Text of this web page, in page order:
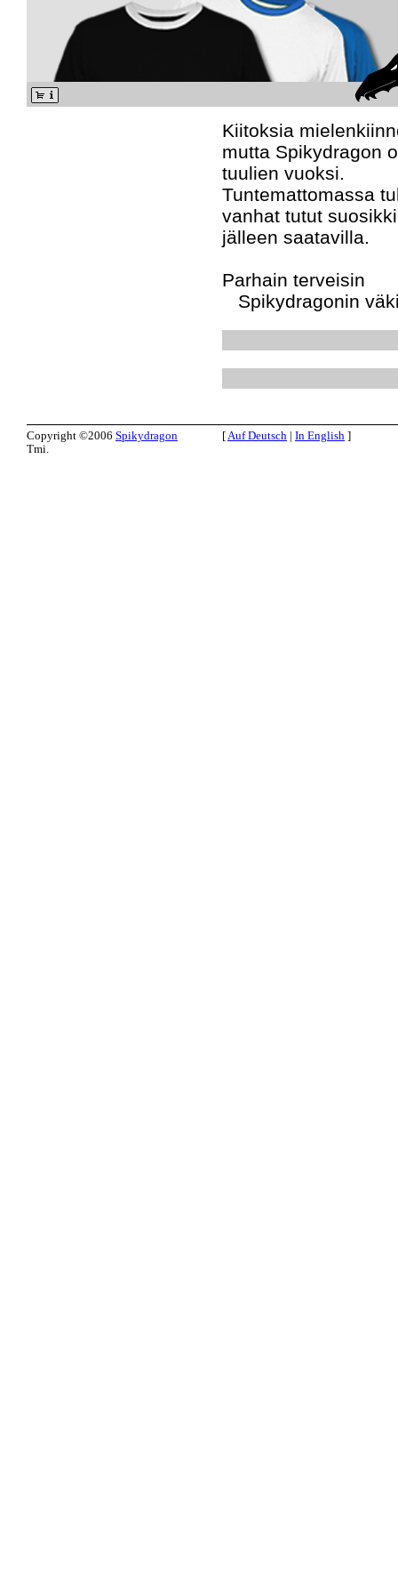
Kiitoksia
mutta Spikydragon
tuulien vuoksi.
Tuntemattomassa
vanhat tutut
jälleen saatavilla.
Parhain terveisin
Spikydragonin
Copyright ©2006 Spikydragon
Tmi.
[Auf Deutsch In English ]